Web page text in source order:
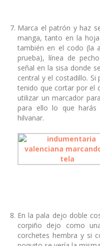
Marca el patrón y haz
manga, tanto en la
también en el codo (la
prueba), línea de
señal en la sisa donde
central y el costadillo.
tenido que cortar por el
utilizar un marcador
para ello lo que
hilvanar.
En la pala dejo doble
corpiño dejo como
corchetes hembra y si